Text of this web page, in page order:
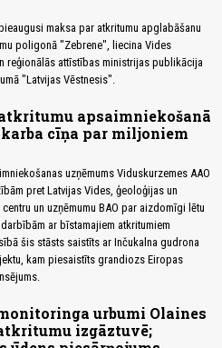
maksa par atkritumu apglabāšanu
poligonā "Zebrene", liecina Vides
reģionālās attīstības ministrijas publikācija
"Latvijas Vēstnesis".
apsaimniekošanā
cīņa par miljoniem
uzņēmums Viduskurzemes AAO
pret Latvijas Vides, ģeoloģijas un
un uzņēmumu BAO par aizdomīgi lētu
ar bīstamajiem atkritumiem
šis stāsts saistīts ar Inčukalna gudrona
kam piesaistīts grandiozs Eiropas
urbumi Olaines
izgāztuvē;